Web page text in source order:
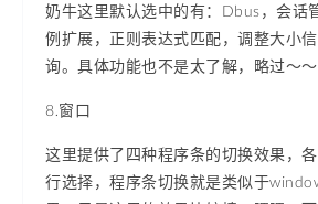
奶牛这里默认选中的有：Dbus，会话
例扩展，正则表达式匹配，调整大小
询。具体功能也不是太了解，略过～
8.窗口
这里提供了四种程序条的切换效果，
行选择，程序条切换就是类似于